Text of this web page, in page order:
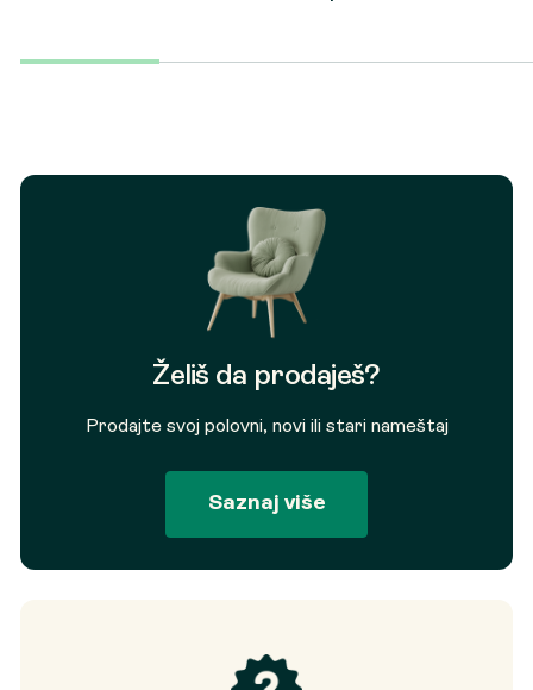
Želiš da prodaješ?
Prodajte svoj polovni, novi ili stari nameštaj
Saznaj više